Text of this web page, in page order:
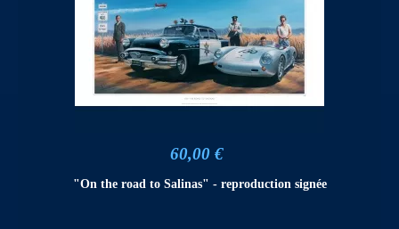
60,00 €
"On the road to Salinas" - reproduction signée